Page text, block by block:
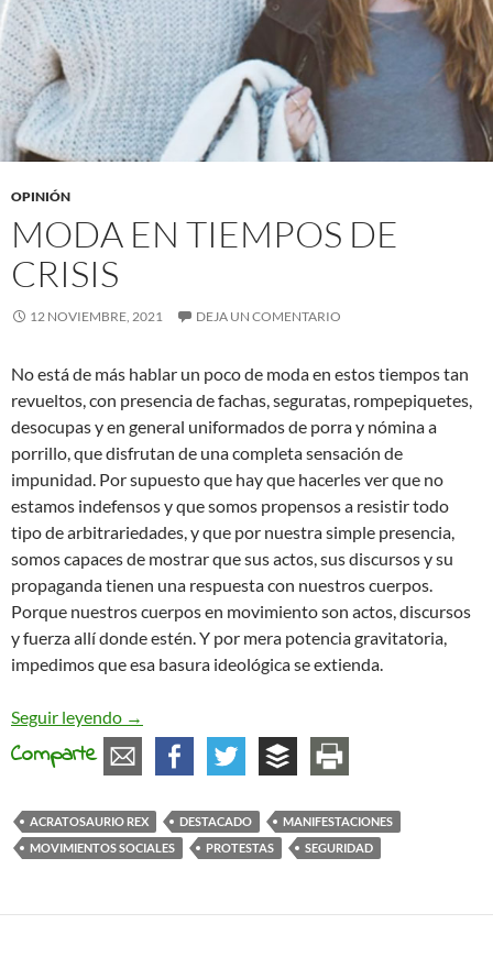
OPINIÓN
MODA EN TIEMPOS DE
CRISIS
12 NOVIEMBRE, 2021 DEJA UN COMENTARIO
No está de más hablar un poco de moda en estos tiempos tan
revueltos, con presencia de fachas, seguratas, rompepiquetes,
desocupas y en general uniformados de porra y nómina a
porrillo, que disfrutan de una completa sensación de
impunidad. Por supuesto que hay que hacerles ver que no
estamos indefensos y que somos propensos a resistir todo
tipo de arbitrariedades, y que por nuestra simple presencia,
somos capaces de mostrar que sus actos, sus discursos y su
propaganda tienen una respuesta con nuestros cuerpos.
Porque nuestros cuerpos en movimiento son actos, discursos
y fuerza allí donde estén. Y por mera potencia gravitatoria,
impedimos que esa basura ideológica se extienda.
Seguir leyendo Moda en tiempos de crisis
→
Comparte
ACRATOSAURIO REX DESTACADO
MANIFESTACIONES
MOVIMIENTOS SOCIALES
PROTESTAS SEGURIDAD